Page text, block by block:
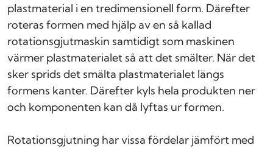
plastmaterial i en tredimensionell form. Därefter
roteras formen med hjälp av en så kallad
rotationsgjutmaskin samtidigt som maskinen
värmer plastmaterialet så att det smälter. När det
sker sprids det smälta plastmaterialet längs
formens kanter. Därefter kyls hela produkten ner
och komponenten kan då lyftas ur formen.
Rotationsgjutning har vissa fördelar jämfört med